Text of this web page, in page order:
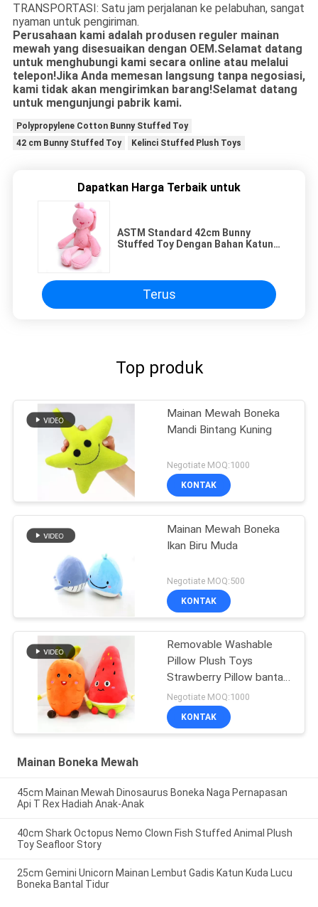
TRANSPORTASI: Satu jam perjalanan ke pelabuhan, sangat
nyaman untuk pengiriman.
Perusahaan kami adalah produsen reguler mainan
mewah yang disesuaikan dengan OEM.Selamat datang
untuk menghubungi kami secara online atau melalui
telepon!Jika Anda memesan langsung tanpa negosiasi,
kami tidak akan mengirimkan barang!Selamat datang
untuk mengunjungi pabrik kami.
Polypropylene Cotton Bunny Stuffed Toy
42 cm Bunny Stuffed Toy
Kelinci Stuffed Plush Toys
Dapatkan Harga Terbaik untuk
ASTM Standard 42cm Bunny
Stuffed Toy Dengan Bahan Katun
Terus
Top produk
Mainan Mewah Boneka
Mandi Bintang Kuning
Negotiate MOQ:1000
KONTAK
Mainan Mewah Boneka
Ikan Biru Muda
Negotiate MOQ:500
KONTAK
Removable Washable
Pillow Plush Toys
Strawberry Pillow bantal
sofa
Negotiate MOQ:1000
KONTAK
Mainan Boneka Mewah
45cm Mainan Mewah Dinosaurus Boneka Naga Pernapasan
Api T Rex Hadiah Anak-Anak
40cm Shark Octopus Nemo Clown Fish Stuffed Animal Plush
Toy Seafloor Story
25cm Gemini Unicorn Mainan Lembut Gadis Katun Kuda Lucu
Boneka Bantal Tidur